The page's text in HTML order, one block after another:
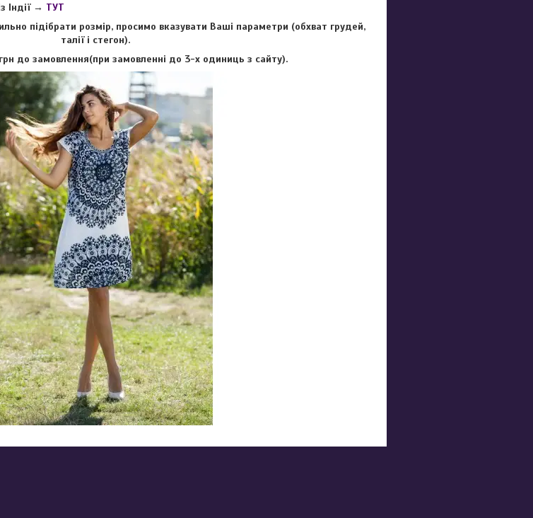
Індії → ТУТ
підібрати розмір, просимо вказувати Ваші параметри (обхват грудей,
талії і стегон).
до замовлення(при замовленні до 3-х одиниць з сайту).